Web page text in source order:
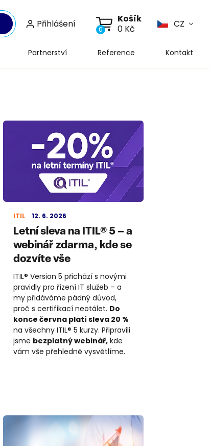
Přihlášení 0
Košík
0 Kč
CZ
Partnerství Reference Kontakt
ITIL 12. 6. 2026
Letní sleva na ITIL® 5 – a
webinář zdarma, kde se
dozvíte vše
ITIL® Version 5 přichází s novými
pravidly pro řízení IT služeb – a
my přidáváme pádný důvod,
proč s certifikací neotálet. Do
konce června platí sleva 20 %
na všechny ITIL® 5 kurzy. Připravili
jsme bezplatný webinář, kde
vám vše přehledně vysvětlíme.